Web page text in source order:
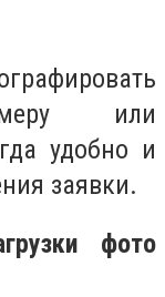
или
удобно и
заявки.
фото